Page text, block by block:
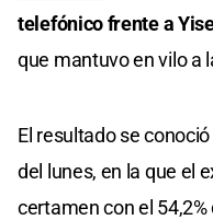
telefónico frente a
que mantuvo en vilo a
El resultado se
del lunes, en la que el
certamen con el